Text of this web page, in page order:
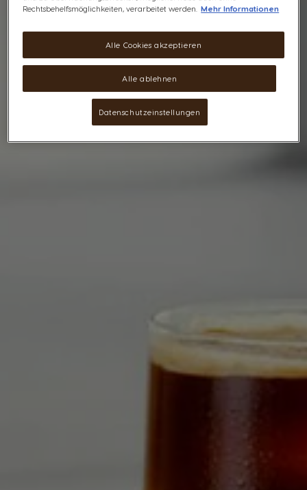
Rechtsbehelfsmöglichkeiten, verarbeitet werden.
Mehr Informationen
Alle ablehnen
Alle Cookies akzeptieren
Datenschutzeinstellungen